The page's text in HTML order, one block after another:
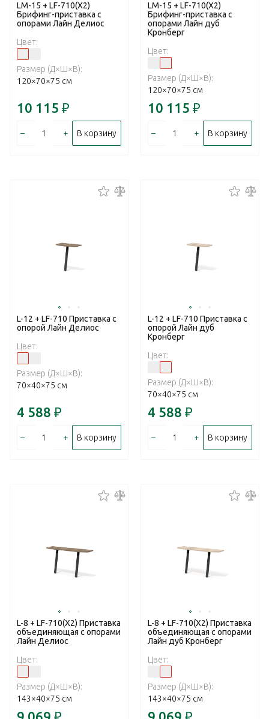
LM-15 + LF-710(X2)
Брифинг-приставка c
опорами Лайн Делиос
Цвет:
Размер (Д×Ш×В):
120×70×75 см
10 115 ₽
– + В корзину
LM-15 + LF-710(X2)
Брифинг-приставка c
опорами Лайн дуб
Кронберг
Цвет:
Размер (Д×Ш×В):
120×70×75 см
10 115 ₽
– + В корзину
L-12 + LF-710 Приставка c
опорой Лайн Делиос
Цвет:
Размер (Д×Ш×В):
70×40×75 см
4 588 ₽
– + В корзину
L-12 + LF-710 Приставка c
опорой Лайн дуб
Кронберг
Цвет:
Размер (Д×Ш×В):
70×40×75 см
4 588 ₽
– + В корзину
L-8 + LF-710(X2) Приставка
объединяющая c опорами
Лайн Делиос
Цвет:
Размер (Д×Ш×В):
143×40×75 см
L-8 + LF-710(X2) Приставка
объединяющая c опорами
Лайн дуб Кронберг
Цвет:
Размер (Д×Ш×В):
143×40×75 см